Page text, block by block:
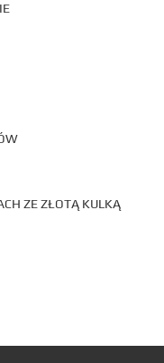
ZE ZŁOTĄ KULKĄ